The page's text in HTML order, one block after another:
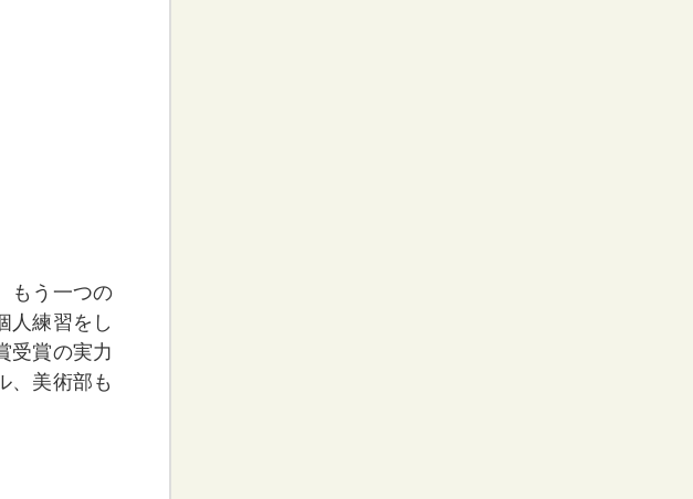
もう一つの
人練習をし
受賞の実力
、美術部も